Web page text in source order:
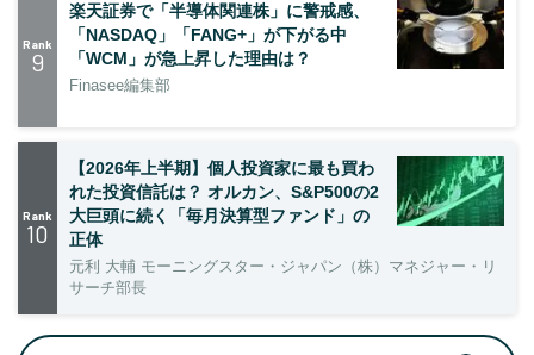
Rank
9
楽天証券で「半導体関連株」に警戒感、
「NASDAQ」「FANG+」が下がる中
「WCM」が急上昇した理由は？
Finasee編集部
Rank
10
【2026年上半期】個人投資家に最も買わ
れた投資信託は？ オルカン、S&P500の2
大巨頭に続く「毎月決算型ファンド」の
正体
元利 大輔 モーニングスター・ジャパン（株）マネジャー・リ
サーチ部長